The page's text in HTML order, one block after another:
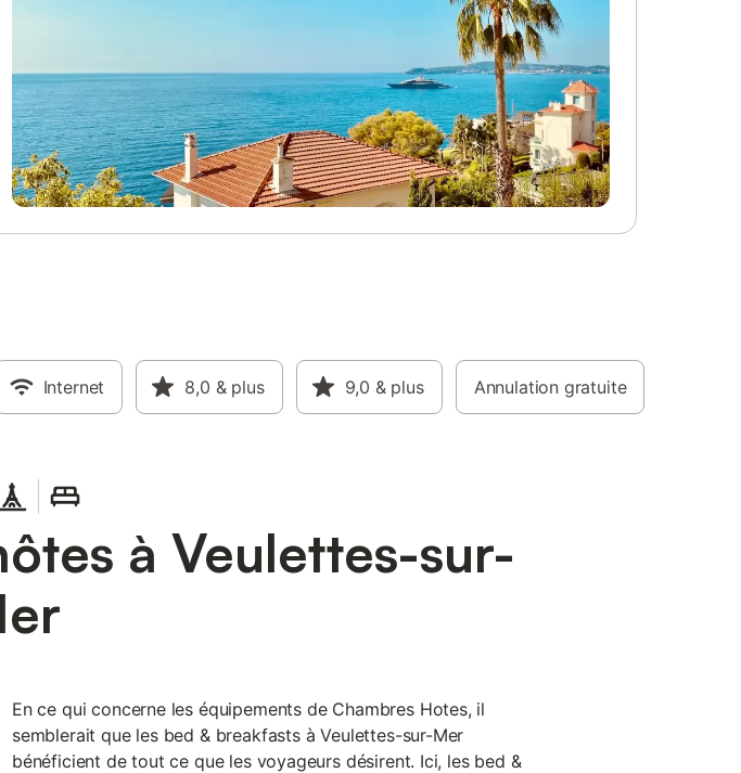
Internet 8,0 & plus 9,0 & plus Annulation gratuite
à Veulettes-sur-
En ce qui concerne les équipements de Chambres Hotes, il
semblerait que les bed & breakfasts à Veulettes-sur-Mer
bénéficient de tout ce que les voyageurs désirent. Ici, les bed &